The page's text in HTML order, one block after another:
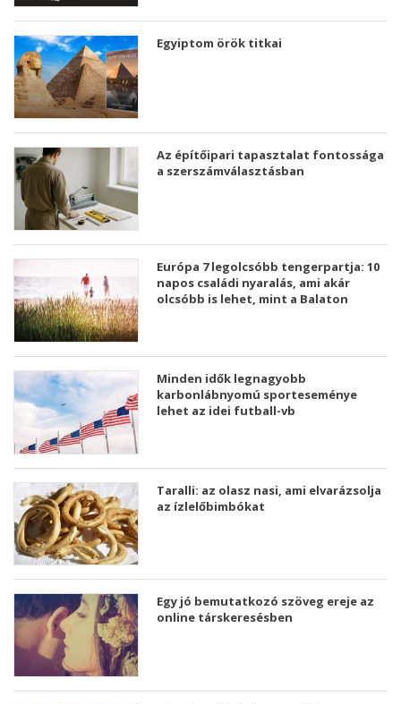
Egyiptom örök titkai
Az építőipari tapasztalat fontossága
a szerszámválasztásban
Európa 7 legolcsóbb tengerpartja: 10
napos családi nyaralás, ami akár
olcsóbb is lehet, mint a Balaton
Minden idők legnagyobb
karbonlábnyomú sporteseménye
lehet az idei futball-vb
Taralli: az olasz nasi, ami elvarázsolja
az ízlelőbimbókat
Egy jó bemutatkozó szöveg ereje az
online társkeresésben